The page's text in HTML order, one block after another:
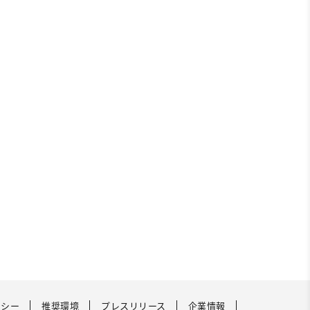
ー 推奨環境 プレスリリース 企業情報